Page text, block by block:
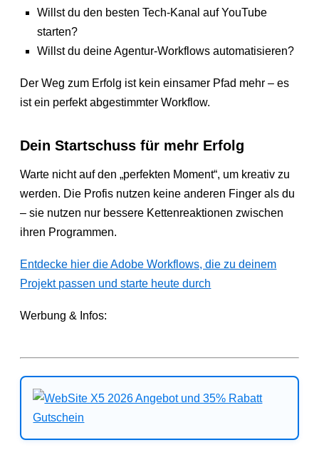
Willst du den besten Tech-Kanal auf YouTube
starten?
Willst du deine Agentur-Workflows automatisieren?
Der Weg zum Erfolg ist kein einsamer Pfad mehr – es
ist ein perfekt abgestimmter Workflow.
Dein Startschuss für mehr Erfolg
Warte nicht auf den „perfekten Moment“, um kreativ zu
werden. Die Profis nutzen keine anderen Finger als du
– sie nutzen nur bessere Kettenreaktionen zwischen
ihren Programmen.
Entdecke hier die Adobe Workflows, die zu deinem
Projekt passen und starte heute durch
Werbung & Infos: